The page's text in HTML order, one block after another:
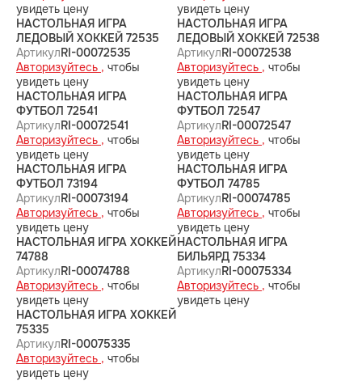
увидеть цену
увидеть цену
НАСТОЛЬНАЯ ИГРА
ЛЕДОВЫЙ ХОККЕЙ 72535
АртикулRI-00072535
Авторизуйтесь , чтобы
увидеть цену
НАСТОЛЬНАЯ ИГРА
ЛЕДОВЫЙ ХОККЕЙ 72538
АртикулRI-00072538
Авторизуйтесь , чтобы
увидеть цену
НАСТОЛЬНАЯ ИГРА
ФУТБОЛ 72541
АртикулRI-00072541
Авторизуйтесь , чтобы
увидеть цену
НАСТОЛЬНАЯ ИГРА
ФУТБОЛ 72547
АртикулRI-00072547
Авторизуйтесь , чтобы
увидеть цену
НАСТОЛЬНАЯ ИГРА
ФУТБОЛ 73194
АртикулRI-00073194
Авторизуйтесь , чтобы
увидеть цену
НАСТОЛЬНАЯ ИГРА
ФУТБОЛ 74785
АртикулRI-00074785
Авторизуйтесь , чтобы
увидеть цену
НАСТОЛЬНАЯ ИГРА ХОККЕЙ
74788
АртикулRI-00074788
Авторизуйтесь , чтобы
увидеть цену
НАСТОЛЬНАЯ ИГРА
БИЛЬЯРД 75334
АртикулRI-00075334
Авторизуйтесь , чтобы
увидеть цену
НАСТОЛЬНАЯ ИГРА ХОККЕЙ
75335
АртикулRI-00075335
Авторизуйтесь , чтобы
увидеть цену